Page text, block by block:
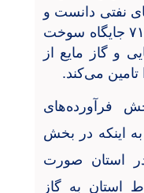
نفتی دانست و
افزود: این شرکت از طریق ۷۱ جایگاه سوخت
و گاز مایع از
می‌کند.
فرآورده‌های
اینکه در بخش
استان صورت
استان به گاز